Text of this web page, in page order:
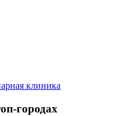
клиника
городах